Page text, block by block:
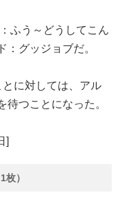
ふう～どうしてこん
：グッジョブだ。
に対しては、アル
待つことになった。
]
）